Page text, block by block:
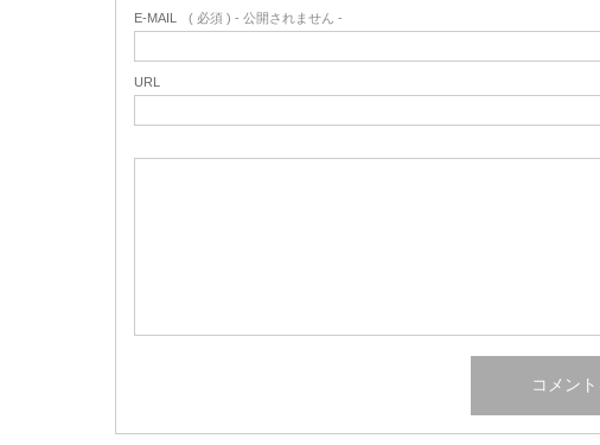
E-MAIL ( 必須 ) - 公開されません -
URL